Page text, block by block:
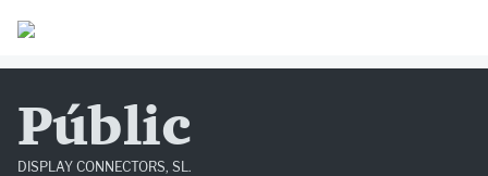
Públic
DISPLAY CONNECTORS, SL.